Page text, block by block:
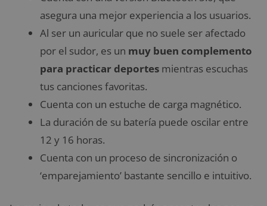
asegura una mejor experiencia a los usuarios.
Al ser un auricular que no suele ser afectado
por el sudor, es un muy buen complemento
para practicar deportes mientras escuchas
tus canciones favoritas.
Cuenta con un estuche de carga magnético.
La duración de su batería puede oscilar entre
12 y 16 horas.
Cuenta con un proceso de sincronización o
‘emparejamiento’ bastante sencillo e intuitivo.